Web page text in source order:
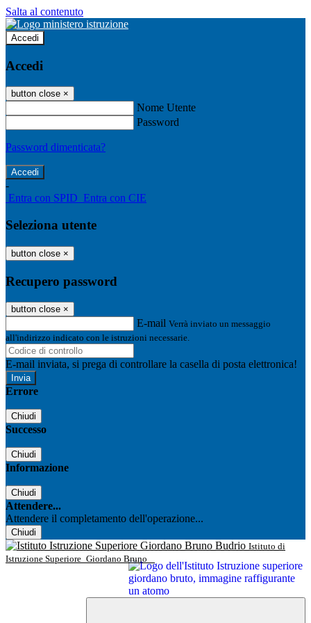
Salta al contenuto
Accedi
Accedi
button close ×
Nome Utente
Password
Password dimenticata?
-
Entra con SPID Entra con CIE
Seleziona utente
button close ×
Recupero password
button close ×
E-mail Verrà inviato un messaggio
all'indirizzo indicato con le istruzioni necessarie.
E-mail inviata, si prega di controllare la casella di posta elettronica!
Errore
Chiudi
Successo
Chiudi
Informazione
Chiudi
Attendere...
Attendere il completamento dell'operazione...
Chiudi
Istituto di
Istruzione Superiore Giordano Bruno